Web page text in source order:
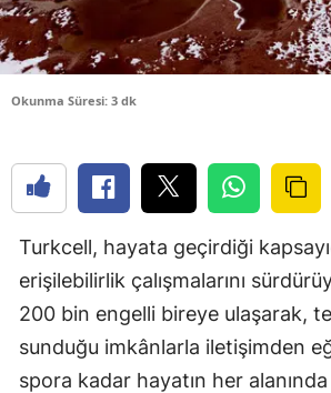
Okunma Süresi: 3 dk
Turkcell, hayata geçirdiği
erişilebilirlik çalışmalarını
200 bin engelli bireye ulaşarak,
sunduğu imkânlarla iletişimden
spora kadar hayatın her